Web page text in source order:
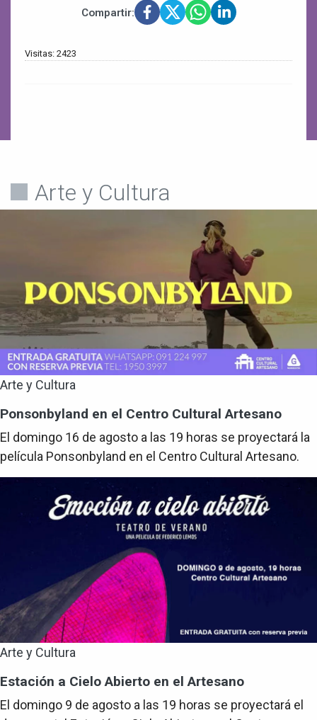
Compartir:
Visitas: 2423
Arte y Cultura
Arte y Cultura
Ponsonbyland en el Centro Cultural Artesano
El domingo 16 de agosto a las 19 horas se proyectará la
película Ponsonbyland en el Centro Cultural Artesano.
Arte y Cultura
Estación a Cielo Abierto en el Artesano
El domingo 9 de agosto a las 19 horas se proyectará el